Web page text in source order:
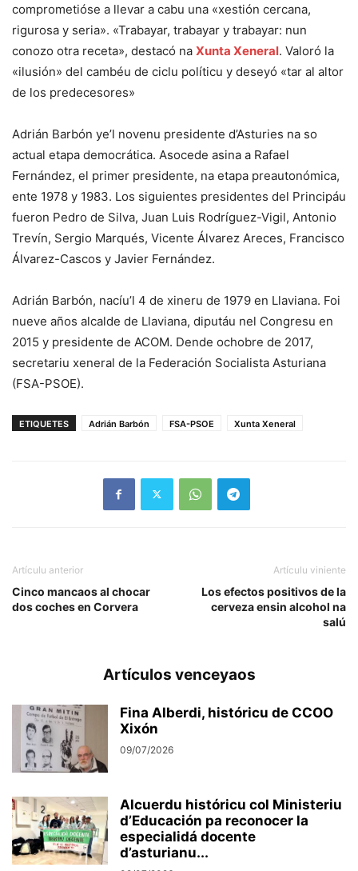
comprometióse a llevar a cabu una «xestión cercana,
rigurosa y seria». «Trabayar, trabayar y trabayar: nun
conozo otra receta», destacó na Xunta Xeneral. Valoró la
«ilusión» del cambéu de ciclu políticu y deseyó «tar al altor
de los predecesores»
Adrián Barbón ye’l novenu presidente d’Asturies na so
actual etapa democrática. Asocede asina a Rafael
Fernández, el primer presidente, na etapa preautonómica,
ente 1978 y 1983. Los siguientes presidentes del Principáu
fueron Pedro de Silva, Juan Luis Rodríguez-Vigil, Antonio
Trevín, Sergio Marqués, Vicente Álvarez Areces, Francisco
Álvarez-Cascos y Javier Fernández.
Adrián Barbón, nacíu’l 4 de xineru de 1979 en Llaviana. Foi
nueve años alcalde de Llaviana, diputáu nel Congresu en
2015 y presidente de ACOM. Dende ochobre de 2017,
secretariu xeneral de la Federación Socialista Asturiana
(FSA-PSOE).
ETIQUETES Adrián Barbón FSA-PSOE Xunta Xeneral
Artículu anterior
Cinco mancaos al chocar
dos coches en Corvera
Artículu viniente
Los efectos positivos de la
cerveza ensin alcohol na
salú
Artículos venceyaos
Fina Alberdi, históricu de CCOO
Xixón
09/07/2026
Alcuerdu históricu col Ministeriu
d’Educación pa reconocer la
especialidá docente
d’asturianu...